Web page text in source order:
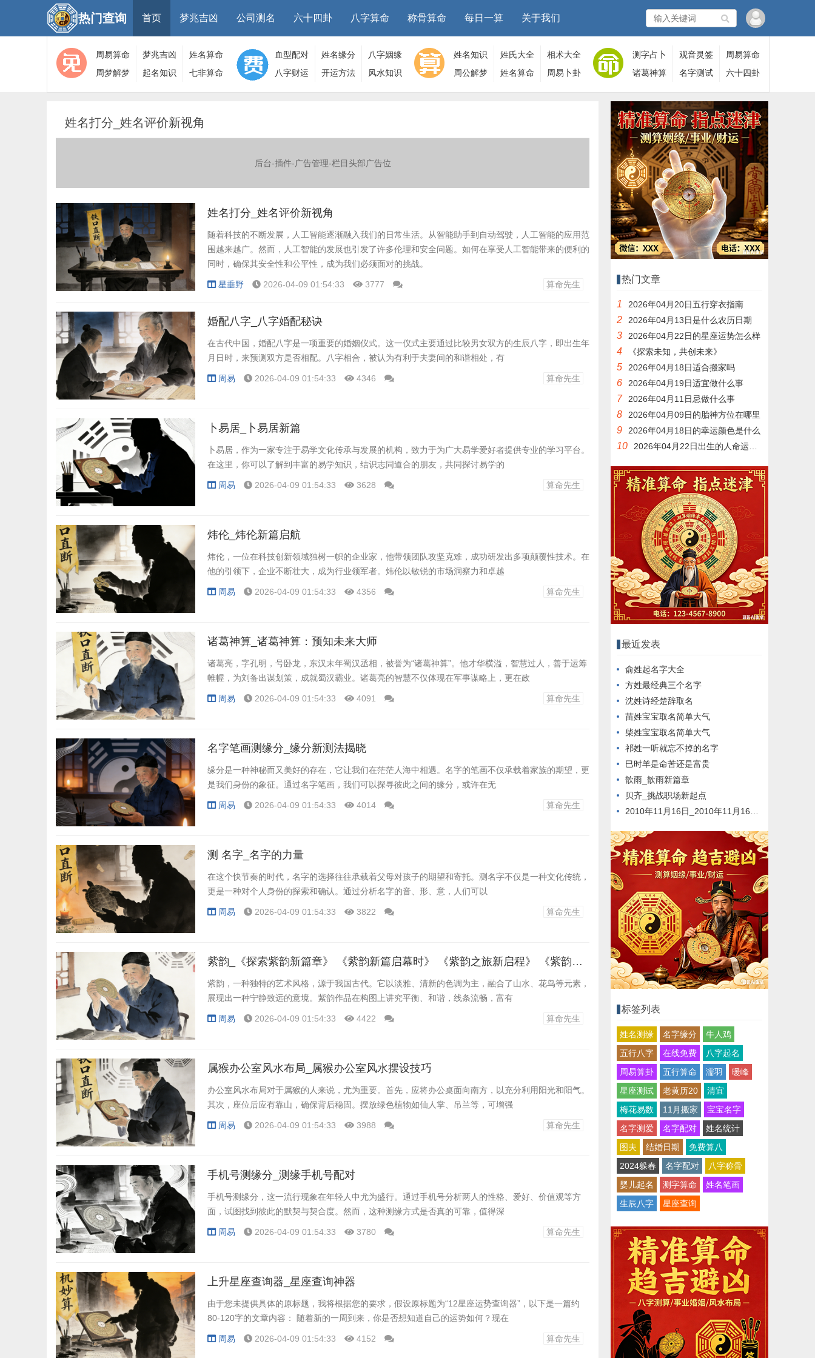
热门查询 首页 梦兆吉凶 公司测名 六十四卦 八字算命 称骨算命 每日一算 关于我们
周易算命 梦兆吉凶
姓名算命
周梦解梦
大全
起名知识
算命
七非算命
网
血型配对 姓名缘分
八字姻缘
八字财运
开运方法 风水知识
姓名知识 姓氏大全
相术大全
周公解梦
姓名算命 周易卜卦
测字占卜 观音灵签
周易算命
诸葛神算
名字测试 六十四卦
姓名打分_姓名评价新视角
后台-插件-广告管理-栏目头部广告位
姓名打分_姓名评价新视角
随着科技的不断发展，人工智能逐渐融入我们的日常生活。从智能助手到自动驾驶，人工智能的应用范
围越来越广。然而，人工智能的发展也引发了许多伦理和安全问题。如何在享受人工智能带来的便利的
同时，确保其安全性和公平性，成为我们必须面对的挑战。
星垂野 2026-04-09 01:54:33 3777 算命先生
婚配八字_八字婚配秘诀
在古代中国，婚配八字是一项重要的婚姻仪式。这一仪式主要通过比较男女双方的生辰八字，即出生年
月日时，来预测双方是否相配。八字相合，被认为有利于夫妻间的和谐相处，有
周易 2026-04-09 01:54:33 4346 算命先生
卜易居_卜易居新篇
卜易居，作为一家专注于易学文化传承与发展的机构，致力于为广大易学爱好者提供专业的学习平台。
在这里，你可以了解到丰富的易学知识，结识志同道合的朋友，共同探讨易学的
周易 2026-04-09 01:54:33 3628 算命先生
炜伦_炜伦新篇启航
炜伦，一位在科技创新领域独树一帜的企业家，他带领团队攻坚克难，成功研发出多项颠覆性技术。在
他的引领下，企业不断壮大，成为行业领军者。炜伦以敏锐的市场洞察力和卓越
周易 2026-04-09 01:54:33 4356 算命先生
诸葛神算_诸葛神算：预知未来大师
诸葛亮，字孔明，号卧龙，东汉末年蜀汉丞相，被誉为“诸葛神算”。他才华横溢，智慧过人，善于运筹
帷幄，为刘备出谋划策，成就蜀汉霸业。诸葛亮的智慧不仅体现在军事谋略上，更在政
周易 2026-04-09 01:54:33 4091 算命先生
名字笔画测缘分_缘分新测法揭晓
缘分是一种神秘而又美好的存在，它让我们在茫茫人海中相遇。名字的笔画不仅承载着家族的期望，更
是我们身份的象征。通过名字笔画，我们可以探寻彼此之间的缘分，或许在无
周易 2026-04-09 01:54:33 4014 算命先生
测 名字_名字的力量
在这个快节奏的时代，名字的选择往往承载着父母对孩子的期望和寄托。测名字不仅是一种文化传统，
更是一种对个人身份的探索和确认。通过分析名字的音、形、意，人们可以
周易 2026-04-09 01:54:33 3822 算命先生
紫韵_《探索紫韵新篇章》 《紫韵新篇启幕时》 《紫韵之旅新启程》 《紫韵新篇待揭晓》
紫韵，一种独特的艺术风格，源于我国古代。它以淡雅、清新的色调为主，融合了山水、花鸟等元素，
展现出一种宁静致远的意境。紫韵作品在构图上讲究平衡、和谐，线条流畅，富有
周易 2026-04-09 01:54:33 4422 算命先生
属猴办公室风水布局_属猴办公室风水摆设技巧
办公室风水布局对于属猴的人来说，尤为重要。首先，应将办公桌面向南方，以充分利用阳光和阳气。
其次，座位后应有靠山，确保背后稳固。摆放绿色植物如仙人掌、吊兰等，可增强
周易 2026-04-09 01:54:33 3988 算命先生
手机号测缘分_测缘手机号配对
手机号测缘分，这一流行现象在年轻人中尤为盛行。通过手机号分析两人的性格、爱好、价值观等方
面，试图找到彼此的默契与契合度。然而，这种测缘方式是否真的可靠，值得深
周易 2026-04-09 01:54:33 3780 算命先生
上升星座查询器_星座查询神器
由于您未提供具体的原标题，我将根据您的要求，假设原标题为“12星座运势查询器”，以下是一篇约
80-120字的文章内容： 随着新的一周到来，你是否想知道自己的运势如何？现在
周易 2026-04-09 01:54:33 4152 算命先生
热门文章
1 2026年04月20日五行穿衣指南
2 2026年04月13日是什么农历日期
3 2026年04月22日的星座运势怎么样
4 《探索未知，共创未来》
5 2026年04月18日适合搬家吗
6 2026年04月19日适宜做什么事
7 2026年04月11日忌做什么事
8 2026年04月09日的胎神方位在哪里
9 2026年04月18日的幸运颜色是什么
10 2026年04月22日出生的人命运如何
最近发表
俞姓起名字大全
方姓最经典三个名字
沈姓诗经楚辞取名
苗姓宝宝取名简单大气
柴姓宝宝取名简单大气
祁姓一听就忘不掉的名字
巳时羊是命苦还是富贵
歆雨_歆雨新篇章
贝齐_挑战职场新起点
2010年11月16日_2010年11月16日新闻回顾
标签列表
姓名测缘 名字缘分
牛人鸡
五行八字
在线免费
八字起名
周易算卦
五行算命 濡羽
暖峰
星座测试
老黄历20
清宜
梅花易数
11月搬家
宝宝名字
名字测爱
名字配对
姓名统计
图夫
结婚日期
免费算八
2024躲春
名字配对
八字称骨
婴儿起名
测字算命
姓名笔画
生辰八字
星座查询